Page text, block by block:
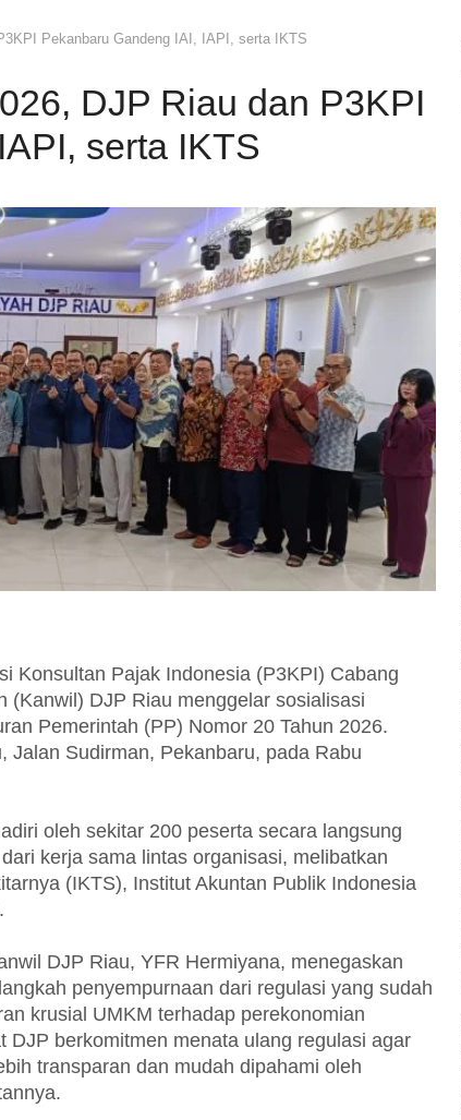
Pekanbaru Gandeng IAI, IAPI, serta IKTS
DJP Riau dan P3KPI
serta IKTS
Konsultan Pajak Indonesia (P3KPI) Cabang
(Kanwil) DJP Riau menggelar sosialisasi
Pemerintah (PP) Nomor 20 Tahun 2026.
Jalan Sudirman, Pekanbaru, pada Rabu
oleh sekitar 200 peserta secara langsung
kerja sama lintas organisasi, melibatkan
(IKTS), Institut Akuntan Publik Indonesia
DJP Riau, YFR Hermiyana, menegaskan
penyempurnaan dari regulasi yang sudah
krusial UMKM terhadap perekonomian
berkomitmen menata ulang regulasi agar
transparan dan mudah dipahami oleh